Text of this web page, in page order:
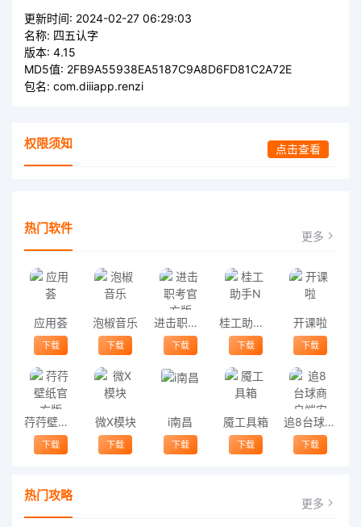
更新时间: 2024-02-27 06:29:03
名称: 四五认字
版本: 4.15
MD5值: 2FB9A55938EA5187C9A8D6FD81C2A72E
包名: com.diiiapp.renzi
权限须知 点击查看
热门软件 更多
应用荟
下载
泡椒音乐
下载
进击职考官方版
下载
桂工助手N
下载
开课啦
下载
荇荇壁纸官方版
下载
微X模块
下载
i南昌
下载
魇工具箱
下载
追8台球商户端安卓版
下载
热门攻略 更多